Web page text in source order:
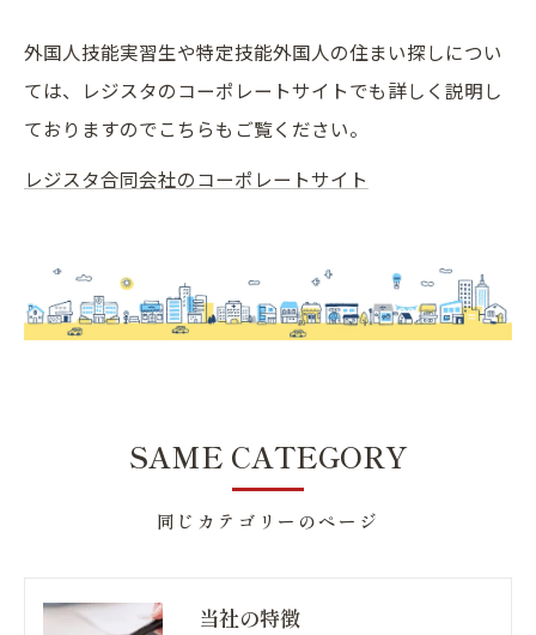
外国人技能実習生や特定技能外国人の住まい探しについ
ては、レジスタのコーポレートサイトでも詳しく説明し
ておりますのでこちらもご覧ください。
レジスタ合同会社のコーポレートサイト
同じカテゴリーのページ
SAME CATEGORY
当社の特徴